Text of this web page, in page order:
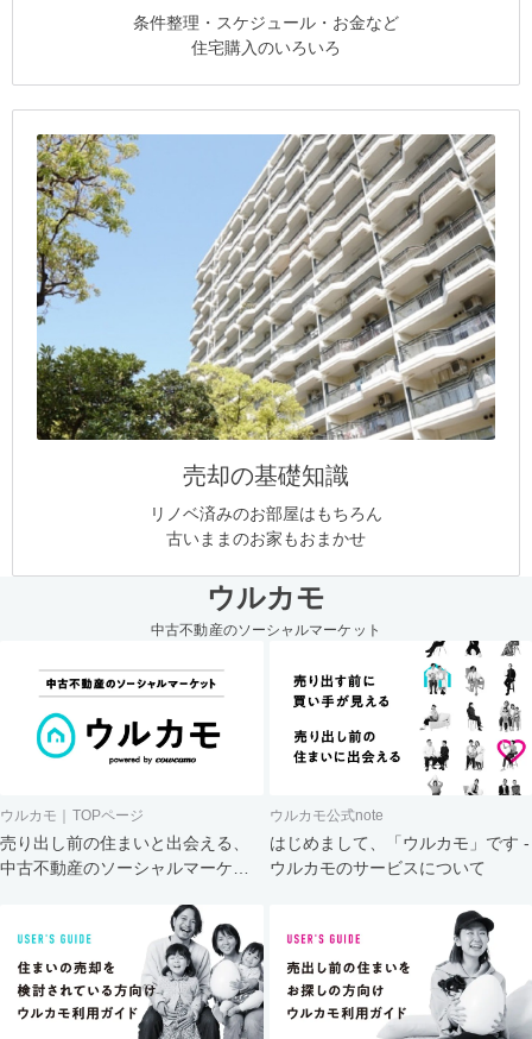
条件整理・スケジュール・お金など
住宅購入のいろいろ
売却の基礎知識
リノベ済みのお部屋はもちろん
古いままのお家もおまかせ
ウルカモ
中古不動産のソーシャルマーケット
ウルカモ｜TOPページ
売り出し前の住まいと出会える、
中古不動産のソーシャルマーケッ
ウルカモ公式note
はじめまして、「ウルカモ」です -
ウルカモのサービスについて